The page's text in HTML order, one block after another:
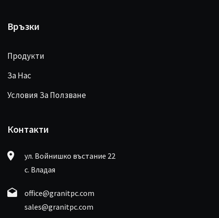
Връзки
Продукти
За Нас
Условия За Ползване
Контакти
ул. Войнишко въстание 22
с. Владая
office@granitpc.com
sales@granitpc.com